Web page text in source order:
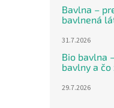
Bavlna –
bavlnená
31.7.2026
Bio bavlna
bavlny a čo
29.7.2026